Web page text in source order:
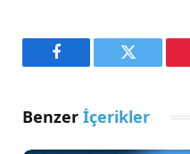
Facebook Twitter
Benzer İçerikler